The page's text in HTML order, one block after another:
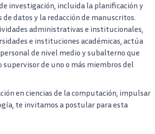
investigación, incluida la planificación y
datos y la redacción de manuscritos.
administrativas e institucionales,
e instituciones académicas, actúa
de nivel medio y subalterno que
de uno o más miembros del
en ciencias de la computación, impulsar
te invitamos a postular para esta